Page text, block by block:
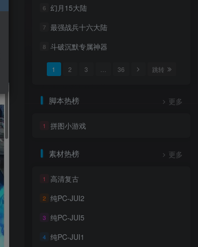
6 幻月15大陆
7 最强战兵十六大陆
8 斗破沉默专属神器
1 2 3 36 跳转
脚本热榜 更多
1 拼图小游戏
素材热榜 更多
1 高清复古
2 纯PC-JUI2
3 纯PC-JUI5
4 纯PC-JUI1